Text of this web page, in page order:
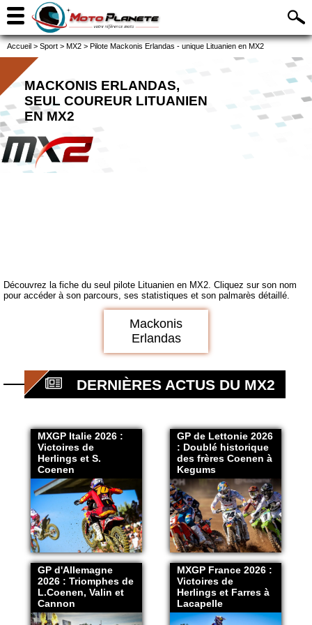
Accueil > Sport > MX2 > Pilote Mackonis Erlandas - unique Lituanien en MX2
MACKONIS ERLANDAS,
SEUL COUREUR LITUANIEN
EN MX2
Découvrez la fiche du seul pilote Lituanien en MX2. Cliquez sur son nom
pour accéder à son parcours, ses statistiques et son palmarès détaillé.
Mackonis
Erlandas
DERNIÈRES ACTUS DU MX2
MXGP Italie 2026 :
Victoires de
Herlings et S.
Coenen
GP de Lettonie 2026
: Doublé historique
des frères Coenen à
Kegums
GP d'Allemagne
2026 : Triomphes de
L.Coenen, Valin et
Cannon
MXGP France 2026 :
Victoires de
Herlings et Farres à
Lacapelle